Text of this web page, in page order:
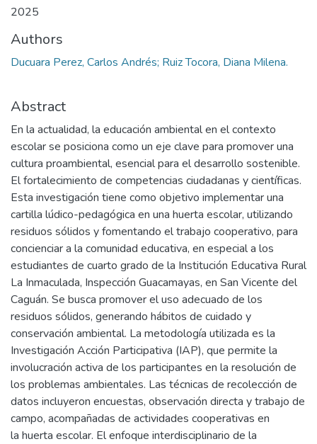
2025
Authors
Ducuara Perez, Carlos Andrés; Ruiz Tocora, Diana Milena.
Abstract
En la actualidad, la educación ambiental en el contexto
escolar se posiciona como un eje clave para promover una
cultura proambiental, esencial para el desarrollo sostenible.
El fortalecimiento de competencias ciudadanas y científicas.
Esta investigación tiene como objetivo implementar una
cartilla lúdico-pedagógica en una huerta escolar, utilizando
residuos sólidos y fomentando el trabajo cooperativo, para
concienciar a la comunidad educativa, en especial a los
estudiantes de cuarto grado de la Institución Educativa Rural
La Inmaculada, Inspección Guacamayas, en San Vicente del
Caguán. Se busca promover el uso adecuado de los
residuos sólidos, generando hábitos de cuidado y
conservación ambiental. La metodología utilizada es la
Investigación Acción Participativa (IAP), que permite la
involucración activa de los participantes en la resolución de
los problemas ambientales. Las técnicas de recolección de
datos incluyeron encuestas, observación directa y trabajo de
campo, acompañadas de actividades cooperativas en
la huerta escolar. El enfoque interdisciplinario de la